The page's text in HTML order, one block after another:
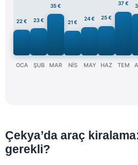
22 €
OCA
23 €
ŞUB
35 €
MAR
21 €
NİS
24 €
MAY
25 €
HAZ
37 €
TEM
Çekya’da araç
gerekli?